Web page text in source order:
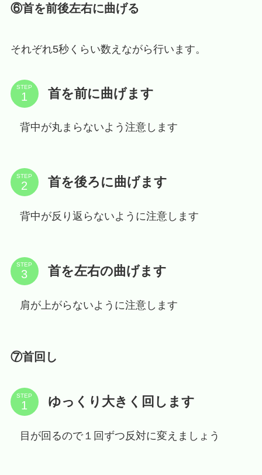
⑥首を前後左右に曲げる
それぞれ5秒くらい数えながら行います。
STEP 首を前に曲げます
背中が丸まらないよう注意します
STEP 首を後ろに曲げます
背中が反り返らないように注意します
STEP 首を左右の曲げます
肩が上がらないように注意します
⑦首回し
STEP ゆっくり大きく回します
目が回るので１回ずつ反対に変えましょう